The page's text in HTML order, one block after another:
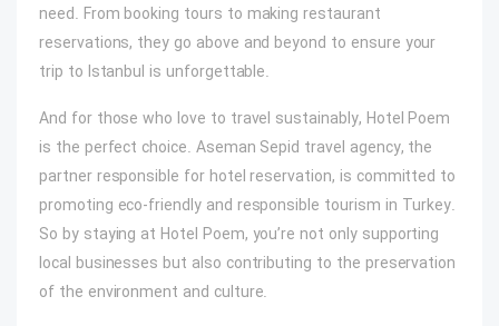
need. From booking tours to making restaurant
reservations, they go above and beyond to ensure your
trip to Istanbul is unforgettable.
And for those who love to travel sustainably, Hotel Poem
is the perfect choice. Aseman Sepid travel agency, the
partner responsible for hotel reservation, is committed to
promoting eco-friendly and responsible tourism in Turkey.
So by staying at Hotel Poem, you’re not only supporting
local businesses but also contributing to the preservation
of the environment and culture.